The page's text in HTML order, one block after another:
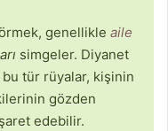
genellikle aile
simgeler. Diyanet
bu tür rüyalar, kişinin
gözden
edebilir.